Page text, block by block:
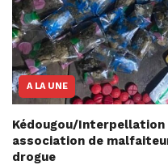
A LA UNE
Kédougou/Interpellation
association de
drogue